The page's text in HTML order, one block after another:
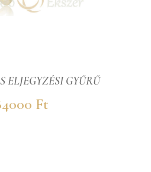
ELJEGYZÉSI GYŰRŰ
Ft